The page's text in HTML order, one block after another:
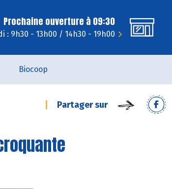
Prochaine ouverture à 09:30
: 9h30 - 13h00 / 14h30 - 19h00
Biocoop
Partager sur